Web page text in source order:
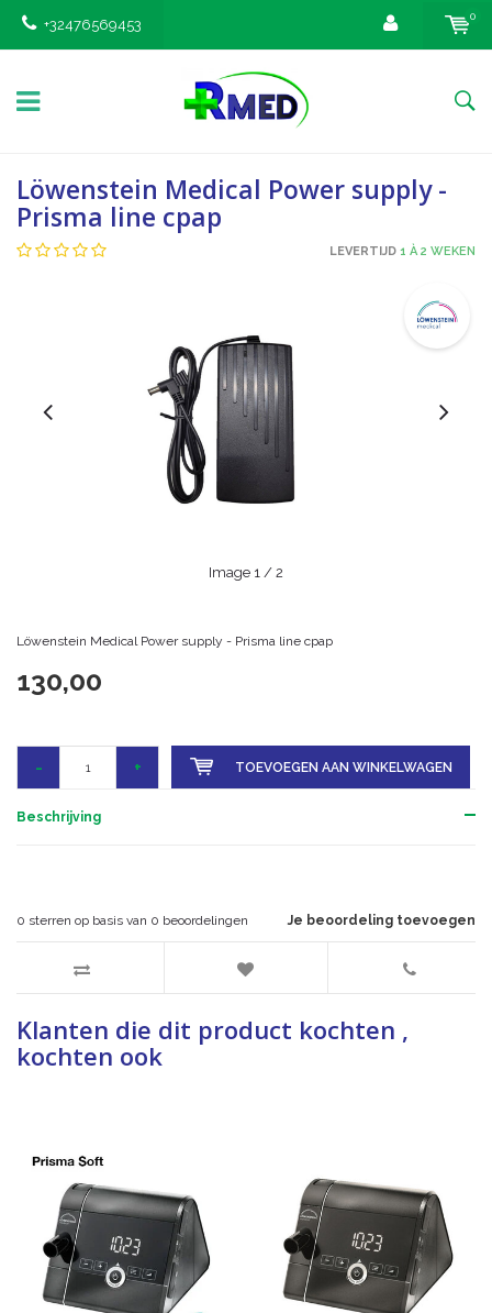
+32476569453
0
Löwenstein Medical Power supply -
Prisma line cpap
LEVERTIJD 1 À 2 WEKEN
Image 1 / 2
Löwenstein Medical Power supply - Prisma line cpap
130,00
- + TOEVOEGEN AAN WINKELWAGEN
Beschrijving
Je beoordeling toevoegen
0 sterren op basis van 0 beoordelingen
Klanten die dit product kochten ,
kochten ook